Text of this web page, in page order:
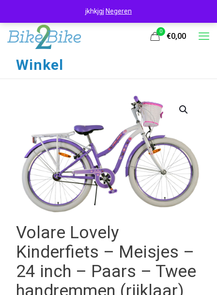
0
€0,00
Winkel
Volare Lovely
Kinderfiets – Meisjes –
24 inch – Paars – Twee
handremmen (rijklaar)
jkhkjgj Negeren